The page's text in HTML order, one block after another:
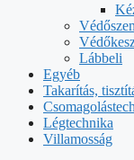
Lábbeli
Egyéb
Takarítás,
Légtechnika
Villamosság